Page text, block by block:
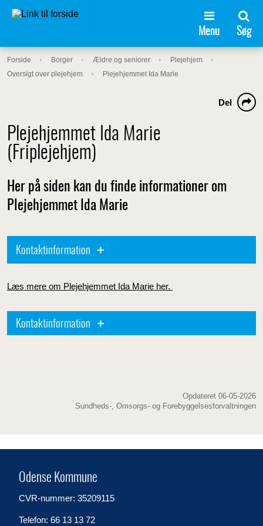
Menu Søg
Forside Borger Ældre og seniorer
Plejehjem
Oversigt over plejehjem
Plejehjemmet Ida Marie
Plejehjemmet Ida Marie
(Friplejehjem)
Del
Her på siden kan du finde informationer om
Plejehjemmet Ida Marie
Kontaktinformation
Læs mere om Plejehjemmet Ida Marie her.
Kontaktinformation
Opdateret 06-05-2026
Sundheds-, Omsorgs- og Forebyggelsesforvaltningen
Odense Kommune
CVR-nummer: 35209115
Telefon: 66 13 13 72